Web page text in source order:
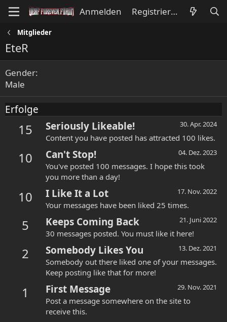
Anmelden Registrieren
Mitglieder
EteR
Gender
Male
Erfolge
15 30. Apr. 2024
Seriously Likeable!
Content you have posted has attracted 100 likes.
10 04. Dez. 2023
Can't Stop!
You've posted 100 messages. I hope this took
you more than a day!
10 17. Nov. 2022
I Like It a Lot
Your messages have been liked 25 times.
5 21. Juni 2022
Keeps Coming Back
30 messages posted. You must like it here!
2 13. Dez. 2021
Somebody Likes You
Somebody out there liked one of your messages.
Keep posting like that for more!
1 29. Nov. 2021
First Message
Post a message somewhere on the site to
receive this.